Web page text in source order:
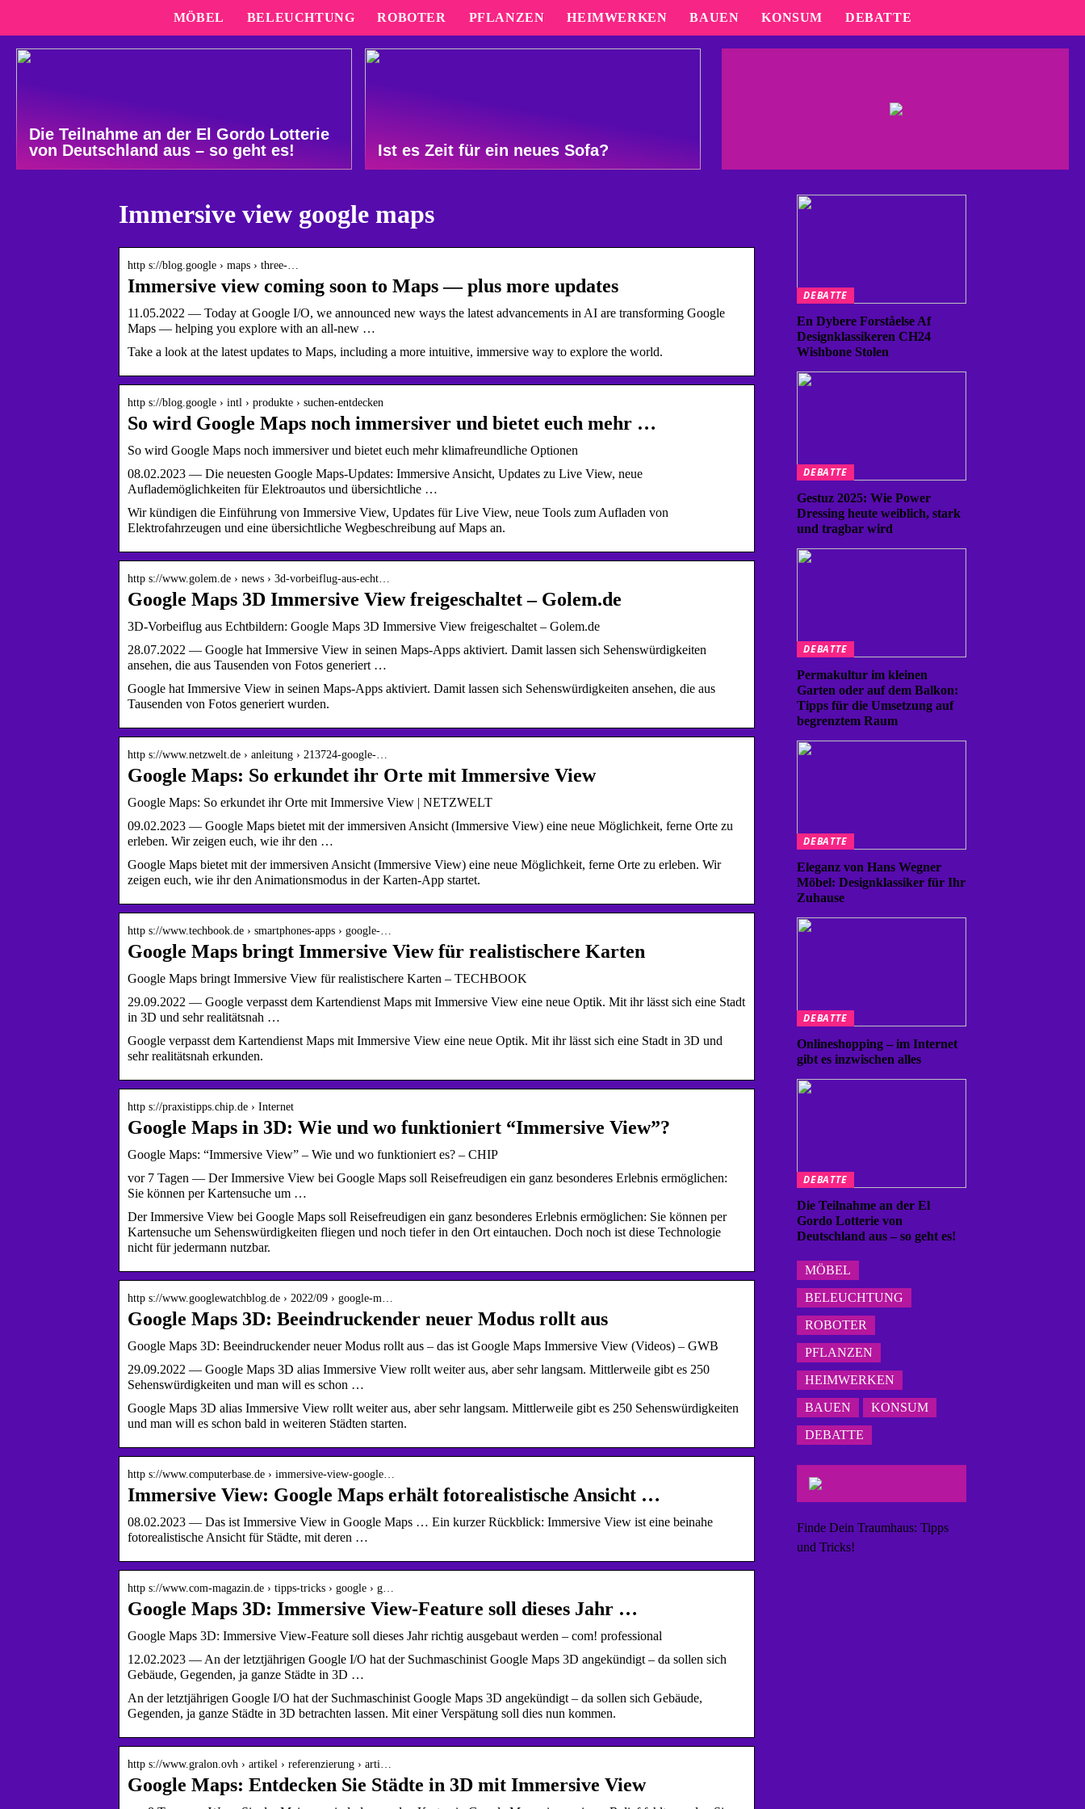
MÖBEL BELEUCHTUNG ROBOTER PFLANZEN HEIMWERKEN BAUEN KONSUM DEBATTE
Die Teilnahme an der El Gordo Lotterie
von Deutschland aus – so geht es!
Ist es Zeit für ein neues Sofa?
Immersive view google maps
http s://blog.google › maps › three-…
Immersive view coming soon to Maps — plus more updates
11.05.2022 — Today at Google I/O, we announced new ways the latest advancements in AI are transforming Google
Maps — helping you explore with an all-new …
Take a look at the latest updates to Maps, including a more intuitive, immersive way to explore the world.
http s://blog.google › intl › produkte › suchen-entdecken
So wird Google Maps noch immersiver und bietet euch mehr …
So wird Google Maps noch immersiver und bietet euch mehr klimafreundliche Optionen
08.02.2023 — Die neuesten Google Maps-Updates: Immersive Ansicht, Updates zu Live View, neue
Auflademöglichkeiten für Elektroautos und übersichtliche …
Wir kündigen die Einführung von Immersive View, Updates für Live View, neue Tools zum Aufladen von
Elektrofahrzeugen und eine übersichtliche Wegbeschreibung auf Maps an.
http s://www.golem.de › news › 3d-vorbeiflug-aus-echt…
Google Maps 3D Immersive View freigeschaltet – Golem.de
3D-Vorbeiflug aus Echtbildern: Google Maps 3D Immersive View freigeschaltet – Golem.de
28.07.2022 — Google hat Immersive View in seinen Maps-Apps aktiviert. Damit lassen sich Sehenswürdigkeiten
ansehen, die aus Tausenden von Fotos generiert …
Google hat Immersive View in seinen Maps-Apps aktiviert. Damit lassen sich Sehenswürdigkeiten ansehen, die aus
Tausenden von Fotos generiert wurden.
http s://www.netzwelt.de › anleitung › 213724-google-…
Google Maps: So erkundet ihr Orte mit Immersive View
Google Maps: So erkundet ihr Orte mit Immersive View | NETZWELT
09.02.2023 — Google Maps bietet mit der immersiven Ansicht (Immersive View) eine neue Möglichkeit, ferne Orte zu
erleben. Wir zeigen euch, wie ihr den …
Google Maps bietet mit der immersiven Ansicht (Immersive View) eine neue Möglichkeit, ferne Orte zu erleben. Wir
zeigen euch, wie ihr den Animationsmodus in der Karten-App startet.
http s://www.techbook.de › smartphones-apps › google-…
Google Maps bringt Immersive View für realistischere Karten
Google Maps bringt Immersive View für realistischere Karten – TECHBOOK
29.09.2022 — Google verpasst dem Kartendienst Maps mit Immersive View eine neue Optik. Mit ihr lässt sich eine Stadt
in 3D und sehr realitätsnah …
Google verpasst dem Kartendienst Maps mit Immersive View eine neue Optik. Mit ihr lässt sich eine Stadt in 3D und
sehr realitätsnah erkunden.
http s://praxistipps.chip.de › Internet
Google Maps in 3D: Wie und wo funktioniert “Immersive View”?
Google Maps: “Immersive View” – Wie und wo funktioniert es? – CHIP
vor 7 Tagen — Der Immersive View bei Google Maps soll Reisefreudigen ein ganz besonderes Erlebnis ermöglichen:
Sie können per Kartensuche um …
Der Immersive View bei Google Maps soll Reisefreudigen ein ganz besonderes Erlebnis ermöglichen: Sie können per
Kartensuche um Sehenswürdigkeiten fliegen und noch tiefer in den Ort eintauchen. Doch noch ist diese Technologie
nicht für jedermann nutzbar.
http s://www.googlewatchblog.de › 2022/09 › google-m…
Google Maps 3D: Beeindruckender neuer Modus rollt aus
Google Maps 3D: Beeindruckender neuer Modus rollt aus – das ist Google Maps Immersive View (Videos) – GWB
29.09.2022 — Google Maps 3D alias Immersive View rollt weiter aus, aber sehr langsam. Mittlerweile gibt es 250
Sehenswürdigkeiten und man will es schon …
Google Maps 3D alias Immersive View rollt weiter aus, aber sehr langsam. Mittlerweile gibt es 250 Sehenswürdigkeiten
und man will es schon bald in weiteren Städten starten.
http s://www.computerbase.de › immersive-view-google…
Immersive View: Google Maps erhält fotorealistische Ansicht …
08.02.2023 — Das ist Immersive View in Google Maps … Ein kurzer Rückblick: Immersive View ist eine beinahe
fotorealistische Ansicht für Städte, mit deren …
http s://www.com-magazin.de › tipps-tricks › google › g…
Google Maps 3D: Immersive View-Feature soll dieses Jahr …
Google Maps 3D: Immersive View-Feature soll dieses Jahr richtig ausgebaut werden – com! professional
12.02.2023 — An der letztjährigen Google I/O hat der Suchmaschinist Google Maps 3D angekündigt – da sollen sich
Gebäude, Gegenden, ja ganze Städte in 3D …
An der letztjährigen Google I/O hat der Suchmaschinist Google Maps 3D angekündigt – da sollen sich Gebäude,
Gegenden, ja ganze Städte in 3D betrachten lassen. Mit einer Verspätung soll dies nun kommen.
http s://www.gralon.ovh › artikel › referenzierung › arti…
Google Maps: Entdecken Sie Städte in 3D mit Immersive View
DEBATTE
En Dybere Forståelse Af
Designklassikeren CH24
Wishbone Stolen
DEBATTE
Gestuz 2025: Wie Power
Dressing heute weiblich, stark
und tragbar wird
DEBATTE
Permakultur im kleinen
Garten oder auf dem Balkon:
Tipps für die Umsetzung auf
begrenztem Raum
DEBATTE
Eleganz von Hans Wegner
Möbel: Designklassiker für Ihr
Zuhause
DEBATTE
Onlineshopping – im Internet
gibt es inzwischen alles
DEBATTE
Die Teilnahme an der El
Gordo Lotterie von
Deutschland aus – so geht es!
MÖBEL
BELEUCHTUNG
ROBOTER
PFLANZEN
HEIMWERKEN
BAUEN
KONSUM
DEBATTE
Finde Dein Traumhaus: Tipps
und Tricks!